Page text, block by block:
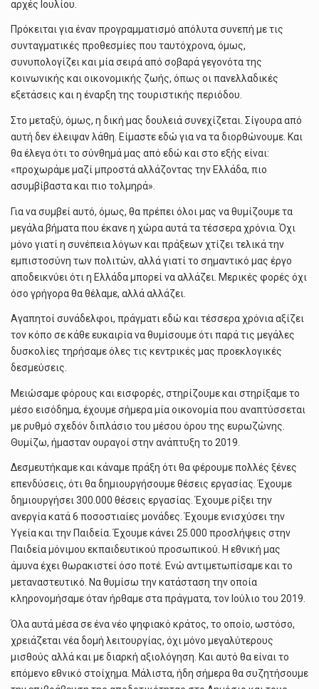
αρχές Ιουλίου.
Πρόκειται για έναν προγραμματισμό απόλυτα συνεπή με τις
συνταγματικές προθεσμίες που ταυτόχρονα, όμως,
συνυπολογίζει και μία σειρά από σοβαρά γεγονότα της
κοινωνικής και οικονομικής ζωής, όπως οι πανελλαδικές
εξετάσεις και η έναρξη της τουριστικής περιόδου.
Στο μεταξύ, όμως, η δική μας δουλειά συνεχίζεται. Σίγουρα από
αυτή δεν έλειψαν λάθη. Είμαστε εδώ για να τα διορθώνουμε. Και
θα έλεγα ότι το σύνθημά μας από εδώ και στο εξής είναι:
«προχωράμε μαζί μπροστά αλλάζοντας την Ελλάδα, πιο
ασυμβίβαστα και πιο τολμηρά».
Για να συμβεί αυτό, όμως, θα πρέπει όλοι μας να θυμίζουμε τα
μεγάλα βήματα που έκανε η χώρα αυτά τα τέσσερα χρόνια. Όχι
μόνο γιατί η συνέπεια λόγων και πράξεων χτίζει τελικά την
εμπιστοσύνη των πολιτών, αλλά γιατί το σημαντικό μας έργο
αποδεικνύει ότι η Ελλάδα μπορεί να αλλάζει. Μερικές φορές όχι
όσο γρήγορα θα θέλαμε, αλλά αλλάζει.
Αγαπητοί συνάδελφοι, πράγματι εδώ και τέσσερα χρόνια αξίζει
τον κόπο σε κάθε ευκαιρία να θυμίσουμε ότι παρά τις μεγάλες
δυσκολίες τηρήσαμε όλες τις κεντρικές μας προεκλογικές
δεσμεύσεις.
Μειώσαμε φόρους και εισφορές, στηρίζουμε και στηρίξαμε το
μέσο εισόδημα, έχουμε σήμερα μία οικονομία που αναπτύσσεται
με ρυθμό σχεδόν διπλάσιο του μέσου όρου της ευρωζώνης.
Θυμίζω, ήμασταν ουραγοί στην ανάπτυξη το 2019.
Δεσμευτήκαμε και κάναμε πράξη ότι θα φέρουμε πολλές ξένες
επενδύσεις, ότι θα δημιουργήσουμε θέσεις εργασίας. Έχουμε
δημιουργήσει 300.000 θέσεις εργασίας. Έχουμε ρίξει την
ανεργία κατά 6 ποσοστιαίες μονάδες. Έχουμε ενισχύσει την
Υγεία και την Παιδεία. Έχουμε κάνει 25.000 προσλήψεις στην
Παιδεία μόνιμου εκπαιδευτικού προσωπικού. Η εθνική μας
άμυνα έχει θωρακιστεί όσο ποτέ. Ενώ αντιμετωπίσαμε και το
μεταναστευτικό. Να θυμίσω την κατάσταση την οποία
κληρονομήσαμε όταν ήρθαμε στα πράγματα, τον Ιούλιο του 2019.
Όλα αυτά μέσα σε ένα νέο ψηφιακό κράτος, το οποίο, ωστόσο,
χρειάζεται νέα δομή λειτουργίας, όχι μόνο μεγαλύτερους
μισθούς αλλά και με διαρκή αξιολόγηση. Και αυτό θα είναι το
επόμενο εθνικό στοίχημα. Μάλιστα, ήδη σήμερα θα συζητήσουμε